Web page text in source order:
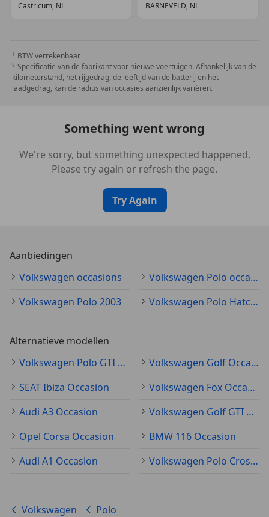
Castricum, NL
BARNEVELD, NL
BTW verrekenbaar
Specificatie van de fabrikant voor nieuwe voertuigen. Afhankelijk van de
kilometerstand, het rijgedrag, de leeftijd van de batterij en het
laadgedrag, kan de radius van occasies aanzienlijk variëren.
Something went wrong
We're sorry, but something unexpected happened.
Please try again or refresh the page.
Try Again
Aanbiedingen
Volkswagen occasions
Volkswagen Polo occasion
Volkswagen Polo 2003
Volkswagen Polo Hatchback
Alternatieve modellen
Volkswagen Polo GTI Occasion
Volkswagen Golf Occasion
SEAT Ibiza Occasion
Volkswagen Fox Occasion
Audi A3 Occasion
Volkswagen Golf GTI Occasion
Opel Corsa Occasion
BMW 116 Occasion
Audi A1 Occasion
Volkswagen Polo Cross Occasion
Volkswagen Polo